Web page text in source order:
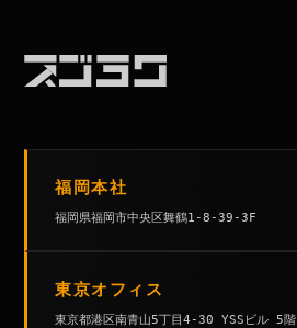
福岡本社
福岡県福岡市中央区舞鶴1-8-39-3F
東京オフィス
東京都港区南青山5丁目4-30 YSSビル 5階